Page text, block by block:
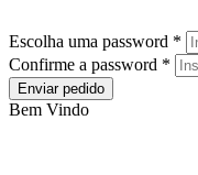
Escolha uma password *
Confirme a password *
Enviar pedido
Bem Vindo